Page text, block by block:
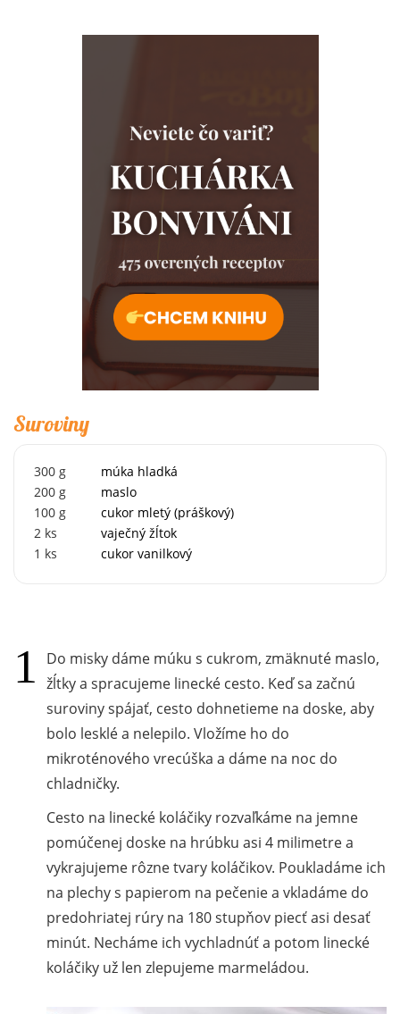
Suroviny
300 g
múka hladká
200 g
maslo
100 g
cukor mletý (práškový)
2 ks
vaječný žĺtok
1 ks cukor vanilkový
Do misky dáme múku s cukrom, zmäknuté maslo,
žĺtky a spracujeme linecké cesto. Keď sa začnú
suroviny spájať, cesto dohnetieme na doske, aby
bolo lesklé a nelepilo. Vložíme ho do
mikroténového vrecúška a dáme na noc do
chladničky.
Cesto na linecké koláčiky rozvaľkáme na jemne
pomúčenej doske na hrúbku asi 4 milimetre a
vykrajujeme rôzne tvary koláčikov. Poukladáme ich
na plechy s papierom na pečenie a vkladáme do
predohriatej rúry na 180 stupňov piecť asi desať
minút. Necháme ich vychladnúť a potom linecké
koláčiky už len zlepujeme marmeládou.